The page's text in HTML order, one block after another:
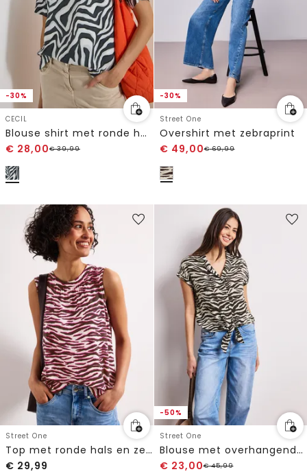
-30%
CECIL
Blouse shirt met ronde hals en print
€ 28,00€39,99
-30%
Street One
Overshirt met zebraprint
€ 49,00€69,99
Street One
Top met ronde hals en zebraprint
€ 29,99
-50%
Street One
Blouse met overhangende schouders en bowlingkraag
€ 23,00€45,99